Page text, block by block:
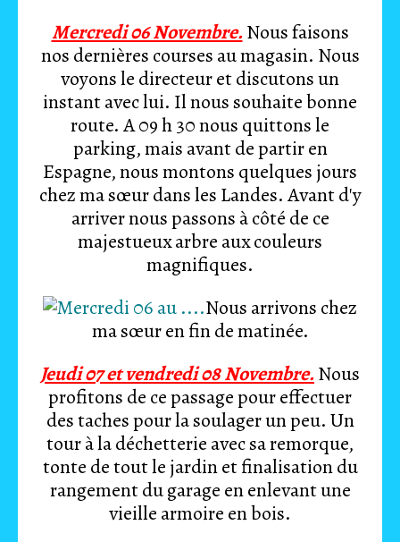
Mercredi 06 Novembre. Nous faisons
nos dernières courses au magasin. Nous
voyons le directeur et discutons un
instant avec lui. Il nous souhaite bonne
route. A 09 h 30 nous quittons le
parking, mais avant de partir en
Espagne, nous montons quelques jours
chez ma sœur dans les Landes. Avant d'y
arriver nous passons à côté de ce
majestueux arbre aux couleurs
magnifiques.
Nous arrivons chez
ma sœur en fin de matinée.
Jeudi 07 et vendredi 08 Novembre. Nous
profitons de ce passage pour effectuer
des taches pour la soulager un peu. Un
tour à la déchetterie avec sa remorque,
tonte de tout le jardin et finalisation du
rangement du garage en enlevant une
vieille armoire en bois.